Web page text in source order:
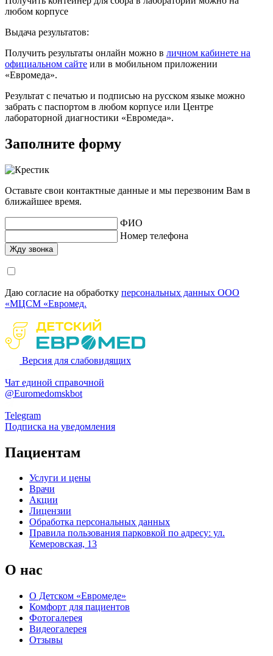
любом корпусе
Выдача результатов:
Получить результаты онлайн можно в личном кабинете на
официальном сайте или в мобильном приложении
«Евромеда».
Результат с печатью и подписью на русском языке можно
забрать с паспортом в любом корпусе или Центре
лабораторной диагностики «Евромеда».
Заполните форму
Оставьте свои контактные данные и мы перезвоним Вам в
ближайшее время.
ФИО
Номер телефона
Даю согласие на обработку персональных данных ООО
«МЦСМ «Евромед.
Версия для слабовидящих
Чат единой справочной
@Euromedomskbot
Telegram
Подписка на уведомления
Пациентам
Услуги и цены
Врачи
Акции
Лицензии
Обработка персональных данных
Правила пользования парковкой по адресу: ул.
Кемеровская, 13
О нас
О Детском «Евромеде»
Комфорт для пациентов
Фотогалерея
Видеогалерея
Отзывы